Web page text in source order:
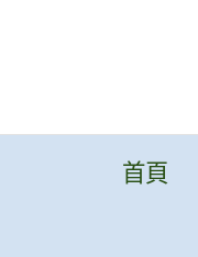
首頁